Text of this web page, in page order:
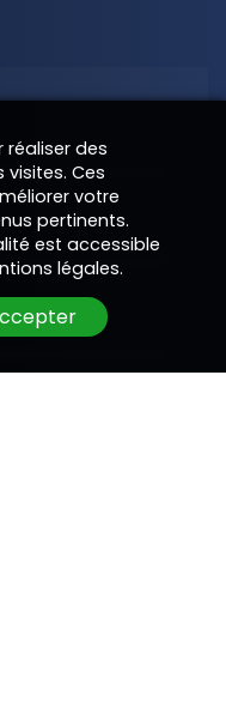
réaliser des
Ces
votre
pertinents.
est accessible
légales.